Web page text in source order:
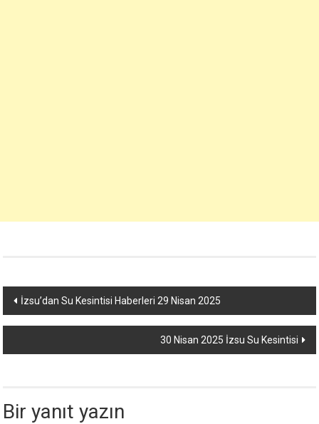
Yazı
dolaşımı
İzsu’dan Su Kesintisi Haberleri 29 Nisan 2025
30 Nisan 2025 İzsu Su Kesintisi
Bir yanıt yazın